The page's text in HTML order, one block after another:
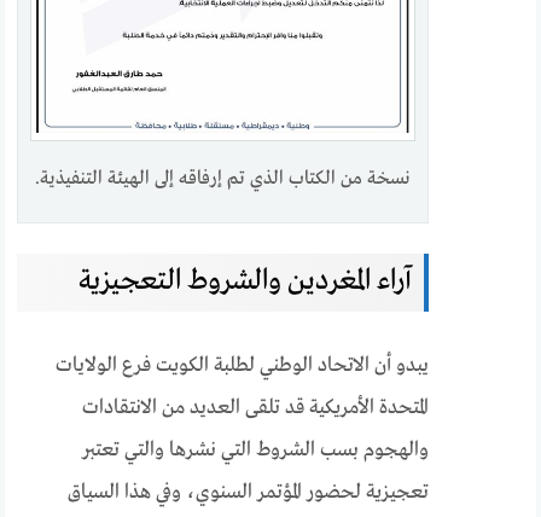
نسخة من الكتاب الذي تم إرفاقه إلى الهيئة التنفيذية.
آراء المغردين والشروط التعجيزية
يبدو أن الاتحاد الوطني لطلبة الكويت فرع الولايات
المتحدة الأمريكية قد تلقى العديد من الانتقادات
والهجوم بسب الشروط التي نشرها والتي تعتبر
تعجيزية لحضور المؤتمر السنوي، وفي هذا السياق